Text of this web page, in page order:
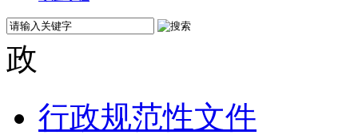
行政规范性文件